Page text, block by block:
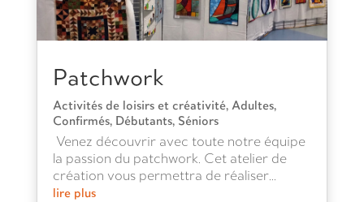
Patchwork
Activités de loisirs et créativité, Adultes,
Confirmés, Débutants, Séniors
Venez découvrir avec toute notre équipe
la passion du patchwork. Cet atelier de
création vous permettra de réaliser...
lire plus